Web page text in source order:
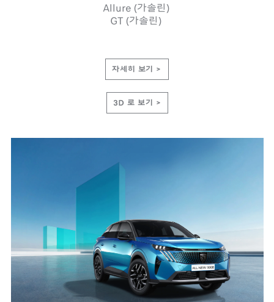
Allure (가솔린)
GT (가솔린)
자세히 보기 >
3D 로 보기 >